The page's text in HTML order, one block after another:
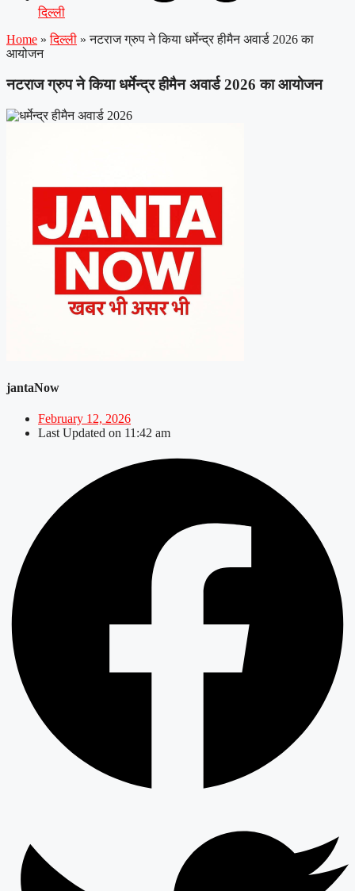
दिल्ली
Home » दिल्ली » नटराज ग्रुप ने किया धर्मेन्द्र हीमैन अवार्ड 2026 का
आयोजन
नटराज ग्रुप ने किया धर्मेन्द्र हीमैन अवार्ड 2026 का आयोजन
jantaNow
February 12, 2026
Last Updated on 11:42 am